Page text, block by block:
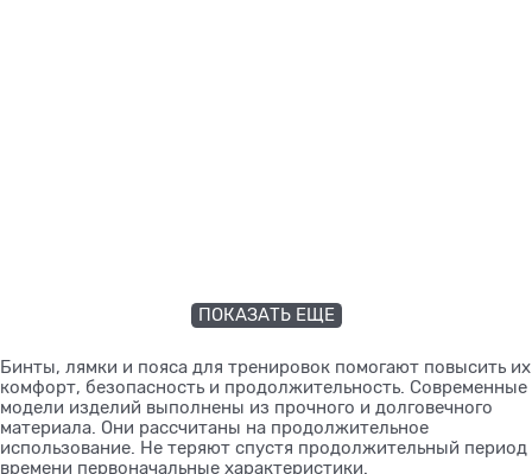
ПОКАЗАТЬ ЕЩЕ
Бинты, лямки и пояса для тренировок помогают повысить их
комфорт, безопасность и продолжительность. Современные
модели изделий выполнены из прочного и долговечного
материала. Они рассчитаны на продолжительное
использование. Не теряют спустя продолжительный период
времени первоначальные характеристики.